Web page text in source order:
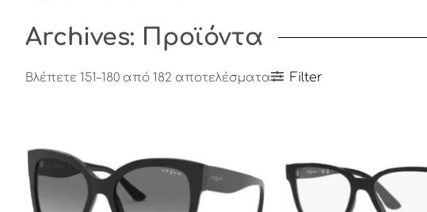
Archives: Προϊόντα
Βλέπετε 151–180 από 182 αποτελέσματα Filter